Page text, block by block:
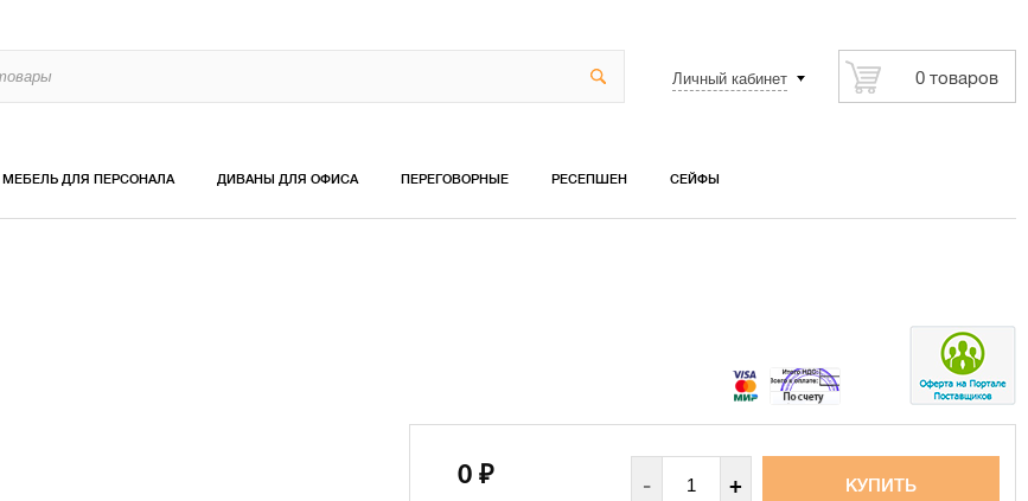
Личный кабинет 0 товаров
МЕБЕЛЬ ДЛЯ ПЕРСОНАЛА ДИВАНЫ ДЛЯ ОФИСА ПЕРЕГОВОРНЫЕ РЕСЕПШЕН СЕЙФЫ
0 ₽ - +